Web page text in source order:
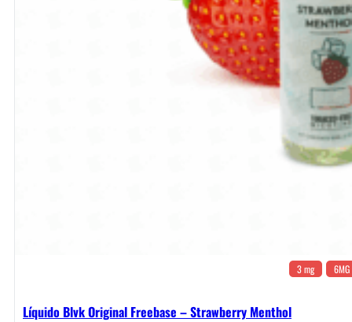
3 mg 6MG
Líquido Blvk Original Freebase – Strawberry Menthol